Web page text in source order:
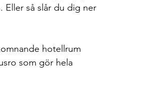
Eller så slår du dig ner
hotellrum
som gör hela